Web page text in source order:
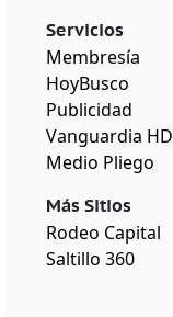
Servicios
Membresía
HoyBusco
Publicidad
Vanguardia HD
Medio Pliego
Más Sitios
Rodeo Capital
Saltillo 360